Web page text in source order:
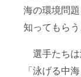
海の環境問
知ってもらう
選手たち
「泳げる中